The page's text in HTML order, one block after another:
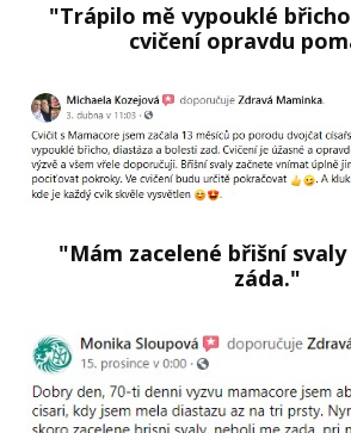
"Trápilo mě vypouklé
cvičení opravdu
"Mám zacelené břišní
záda."